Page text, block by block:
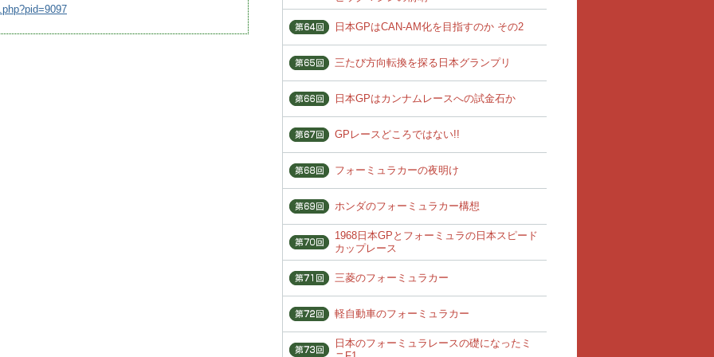
日本GPはCAN-AM化を目指すのか その2
三たび方向転換を探る日本グランプリ
日本GPはカンナムレースへの試金石か
GPレースどころではない!!
フォーミュラカーの夜明け
ホンダのフォーミュラカー構想
1968日本GPとフォーミュラの日本スピード
カップレース
三菱のフォーミュラカー
軽自動車のフォーミュラカー
日本のフォーミュラレースの礎になったミ